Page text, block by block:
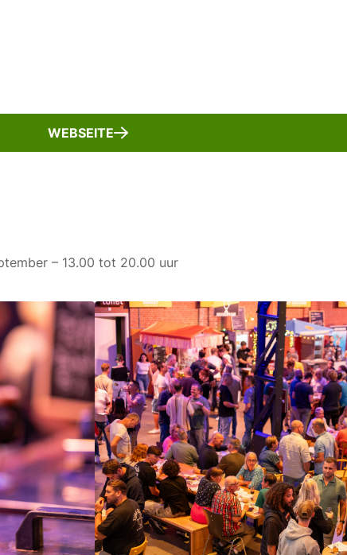
WEBSEITE
– 13.00 tot 20.00 uur